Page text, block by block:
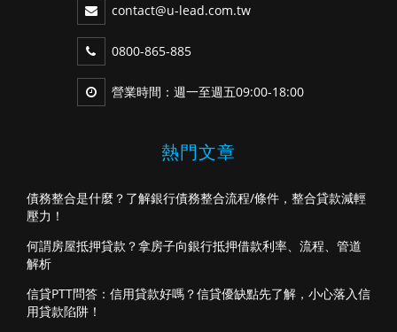
contact@u-lead.com.tw
0800-865-885
營業時間：週一至週五09:00-18:00
熱門文章
債務整合是什麼？了解銀行債務整合流程/條件，整合貸款減輕
壓力！
何謂房屋抵押貸款？拿房子向銀行抵押借款利率、流程、管道
解析
信貸PTT問答：信用貸款好嗎？信貸優缺點先了解，小心落入信
用貸款陷阱！